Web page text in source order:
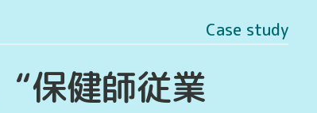
Case study
保健師従業